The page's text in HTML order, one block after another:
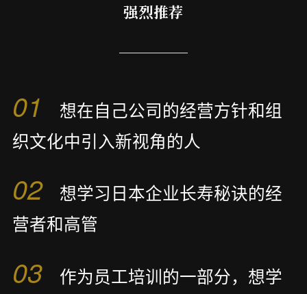
强烈推荐
01
想在自己公司的经营方针和组
织文化中引入新视角的人
02想学习日本企业长寿秘诀的经
营者和高管
03作为员工培训的一部分，想学